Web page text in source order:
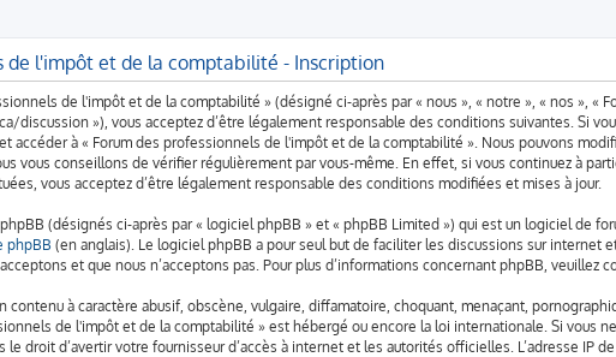
de l'impôt et de la comptabilité - Inscription
de l'impôt et de la comptabilité » (désigné ci-après par « nous », « notre », « nos »,
discussion »), vous acceptez d’être légalement responsable des conditions suivantes. Si
accéder à « Forum des professionnels de l'impôt et de la comptabilité ». Nous pouvons
vous conseillons de vérifier régulièrement par vous-même. En effet, si vous continuez à
vous acceptez d’être légalement responsable des conditions modifiées et mises à jour.
(désignés ci-après par « logiciel phpBB » et « phpBB Limited ») qui est un logiciel de
phpBB (en anglais). Le logiciel phpBB a pour seul but de faciliter les discussions sur internet
et que nous n’acceptons pas. Pour plus d’informations concernant phpBB, veuillez
contenu à caractère abusif, obscène, vulgaire, diffamatoire, choquant, menaçant,
de l'impôt et de la comptabilité » est hébergé ou encore la loi internationale. Si vous
droit d’avertir votre fournisseur d’accès à internet et les autorités officielles. L’adresse IP